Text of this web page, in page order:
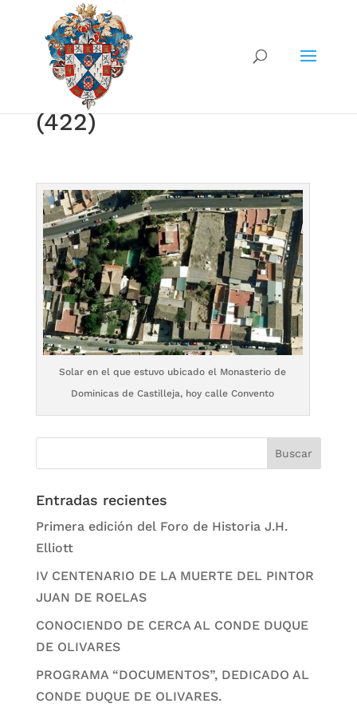
(422)
Solar en el que estuvo ubicado el Monasterio de
Dominicas de Castilleja, hoy calle Convento
Entradas recientes
Primera edición del Foro de Historia J.H.
Elliott
IV CENTENARIO DE LA MUERTE DEL PINTOR
JUAN DE ROELAS
CONOCIENDO DE CERCA AL CONDE DUQUE
DE OLIVARES
PROGRAMA “DOCUMENTOS”, DEDICADO AL
CONDE DUQUE DE OLIVARES.